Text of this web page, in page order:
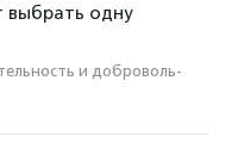
выбрать одну
и доброволь­